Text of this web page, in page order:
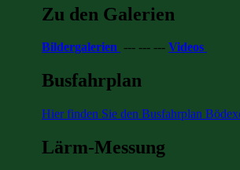
Zu den Galerien
Bildergalerien --- --- --- Videos
Busfahrplan
Hier finden Sie den Busfahrplan
Lärm-Messung